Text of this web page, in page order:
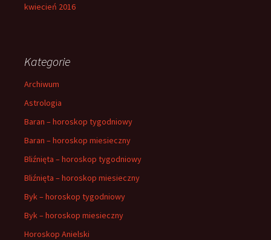
kwiecień 2016
Kategorie
Archiwum
Astrologia
Baran – horoskop tygodniowy
Baran – horoskop miesieczny
Bliźnięta – horoskop tygodniowy
Bliźnięta – horoskop miesieczny
Byk – horoskop tygodniowy
Byk – horoskop miesieczny
Horoskop Anielski